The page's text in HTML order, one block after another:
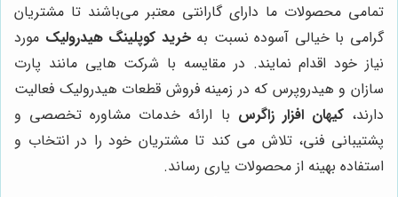
تمامی محصولات ما دارای گارانتی معتبر می‌باشند تا مشتریان
گرامی با خیالی آسوده نسبت بهخرید کوپلینگ هیدرولیک مورد
نیاز خود اقدام نمایند. در مقایسه با شرکت هایی مانند پارت
سازان و هیدروپرس که در زمینه فروش قطعات هیدرولیک فعالیت
دارند،کیهان افزار زاگرس با ارائه خدمات مشاوره تخصصی و
پشتیبانی فنی، تلاش می کند تا مشتریان خود را در انتخاب و
استفاده بهینه از محصولات یاری رساند.